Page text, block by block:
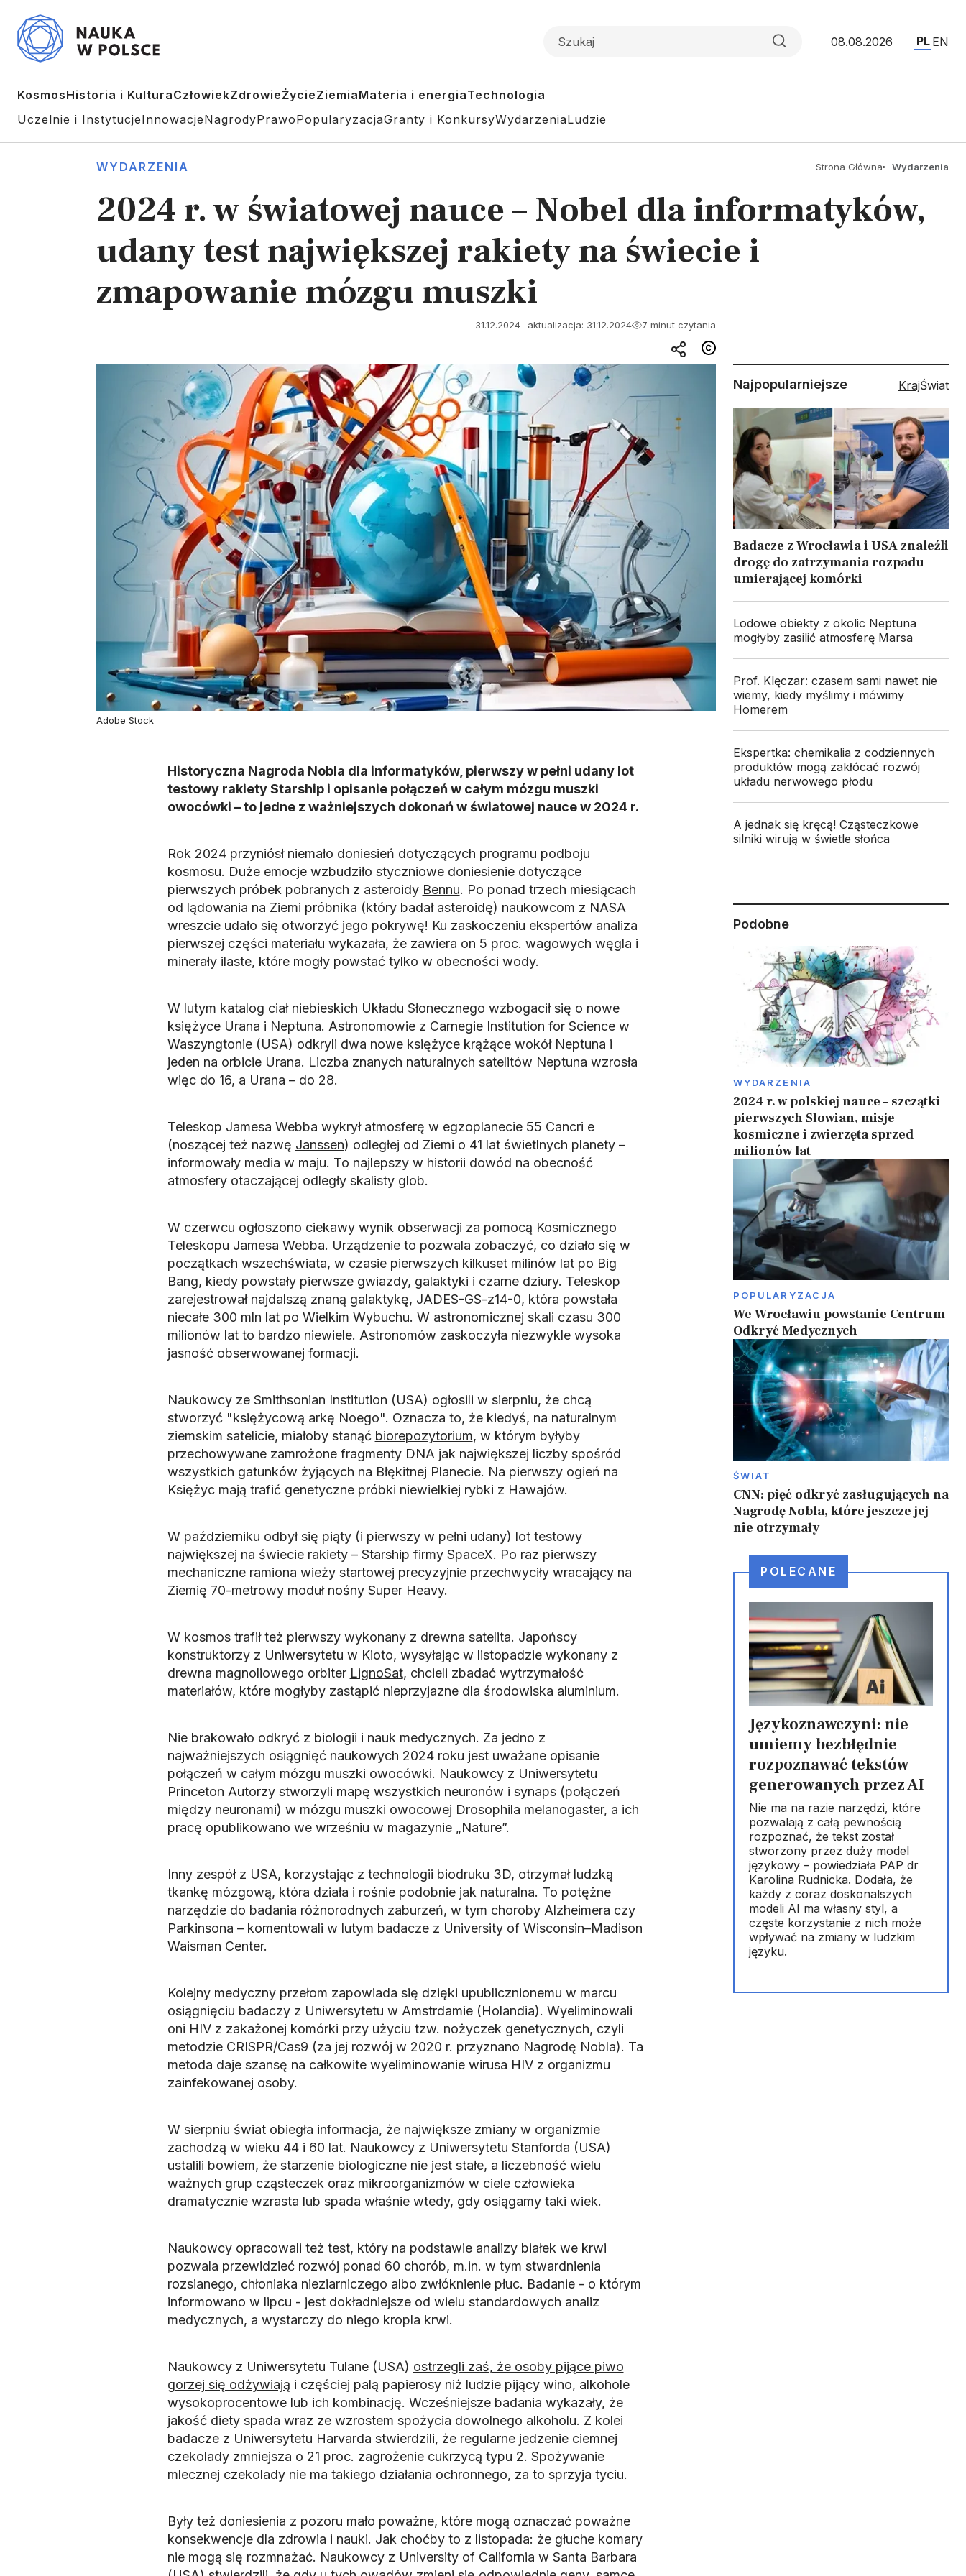
08.08.2026 PL EN
KosmosHistoria i KulturaCzłowiekZdrowieŻycieZiemiaMateria i energiaTechnologia
Uczelnie i InstytucjeInnowacjeNagrodyPrawoPopularyzacjaGranty i KonkursyWydarzeniaLudzie
WYDARZENIA Strona Główna Wydarzenia
2024 r. w światowej nauce – Nobel dla informatyków,
udany test największej rakiety na świecie i
zmapowanie mózgu muszki
31.12.2024 aktualizacja: 31.12.2024 7 minut czytania
Adobe Stock
Historyczna Nagroda Nobla dla informatyków, pierwszy w pełni udany lot
testowy rakiety Starship i opisanie połączeń w całym mózgu muszki
owocówki – to jedne z ważniejszych dokonań w światowej nauce w 2024 r.
Rok 2024 przyniósł niemało doniesień dotyczących programu podboju
kosmosu. Duże emocje wzbudziło styczniowe doniesienie dotyczące
pierwszych próbek pobranych z asteroidy Bennu. Po ponad trzech miesiącach
od lądowania na Ziemi próbnika (który badał asteroidę) naukowcom z NASA
wreszcie udało się otworzyć jego pokrywę! Ku zaskoczeniu ekspertów analiza
pierwszej części materiału wykazała, że zawiera on 5 proc. wagowych węgla i
minerały ilaste, które mogły powstać tylko w obecności wody.
W lutym katalog ciał niebieskich Układu Słonecznego wzbogacił się o nowe
księżyce Urana i Neptuna. Astronomowie z Carnegie Institution for Science w
Waszyngtonie (USA) odkryli dwa nowe księżyce krążące wokół Neptuna i
jeden na orbicie Urana. Liczba znanych naturalnych satelitów Neptuna wzrosła
więc do 16, a Urana – do 28.
Teleskop Jamesa Webba wykrył atmosferę w egzoplanecie 55 Cancri e
(noszącej też nazwę Janssen) odległej od Ziemi o 41 lat świetlnych planety –
informowały media w maju. To najlepszy w historii dowód na obecność
atmosfery otaczającej odległy skalisty glob.
W czerwcu ogłoszono ciekawy wynik obserwacji za pomocą Kosmicznego
Teleskopu Jamesa Webba. Urządzenie to pozwala zobaczyć, co działo się w
początkach wszechświata, w czasie pierwszych kilkuset milinów lat po Big
Bang, kiedy powstały pierwsze gwiazdy, galaktyki i czarne dziury. Teleskop
zarejestrował najdalszą znaną galaktykę, JADES-GS-z14-0, która powstała
niecałe 300 mln lat po Wielkim Wybuchu. W astronomicznej skali czasu 300
milionów lat to bardzo niewiele. Astronomów zaskoczyła niezwykle wysoka
jasność obserwowanej formacji.
Naukowcy ze Smithsonian Institution (USA) ogłosili w sierpniu, że chcą
stworzyć "księżycową arkę Noego". Oznacza to, że kiedyś, na naturalnym
ziemskim satelicie, miałoby stanąć biorepozytorium, w którym byłyby
przechowywane zamrożone fragmenty DNA jak największej liczby spośród
wszystkich gatunków żyjących na Błękitnej Planecie. Na pierwszy ogień na
Księżyc mają trafić genetyczne próbki niewielkiej rybki z Hawajów.
W październiku odbył się piąty (i pierwszy w pełni udany) lot testowy
największej na świecie rakiety – Starship firmy SpaceX. Po raz pierwszy
mechaniczne ramiona wieży startowej precyzyjnie przechwyciły wracający na
Ziemię 70-metrowy moduł nośny Super Heavy.
W kosmos trafił też pierwszy wykonany z drewna satelita. Japońscy
konstruktorzy z Uniwersytetu w Kioto, wysyłając w listopadzie wykonany z
drewna magnoliowego orbiter LignoSat, chcieli zbadać wytrzymałość
materiałów, które mogłyby zastąpić nieprzyjazne dla środowiska aluminium.
Nie brakowało odkryć z biologii i nauk medycznych. Za jedno z
najważniejszych osiągnięć naukowych 2024 roku jest uważane opisanie
połączeń w całym mózgu muszki owocówki. Naukowcy z Uniwersytetu
Princeton Autorzy stworzyli mapę wszystkich neuronów i synaps (połączeń
między neuronami) w mózgu muszki owocowej Drosophila melanogaster, a ich
pracę opublikowano we wrześniu w magazynie „Nature”.
Inny zespół z USA, korzystając z technologii biodruku 3D, otrzymał ludzką
tkankę mózgową, która działa i rośnie podobnie jak naturalna. To potężne
narzędzie do badania różnorodnych zaburzeń, w tym choroby Alzheimera czy
Parkinsona – komentowali w lutym badacze z University of Wisconsin–Madison
Waisman Center.
Kolejny medyczny przełom zapowiada się dzięki upublicznionemu w marcu
osiągnięciu badaczy z Uniwersytetu w Amstrdamie (Holandia). Wyeliminowali
oni HIV z zakażonej komórki przy użyciu tzw. nożyczek genetycznych, czyli
metodzie CRISPR/Cas9 (za jej rozwój w 2020 r. przyznano Nagrodę Nobla). Ta
metoda daje szansę na całkowite wyeliminowanie wirusa HIV z organizmu
zainfekowanej osoby.
W sierpniu świat obiegła informacja, że największe zmiany w organizmie
zachodzą w wieku 44 i 60 lat. Naukowcy z Uniwersytetu Stanforda (USA)
ustalili bowiem, że starzenie biologiczne nie jest stałe, a liczebność wielu
ważnych grup cząsteczek oraz mikroorganizmów w ciele człowieka
dramatycznie wzrasta lub spada właśnie wtedy, gdy osiągamy taki wiek.
Naukowcy opracowali też test, który na podstawie analizy białek we krwi
pozwala przewidzieć rozwój ponad 60 chorób, m.in. w tym stwardnienia
rozsianego, chłoniaka nieziarniczego albo zwłóknienie płuc. Badanie - o którym
informowano w lipcu - jest dokładniejsze od wielu standardowych analiz
medycznych, a wystarczy do niego kropla krwi.
Naukowcy z Uniwersytetu Tulane (USA) ostrzegli zaś, że osoby pijące piwo
gorzej się odżywiają i częściej palą papierosy niż ludzie pijący wino, alkohole
wysokoprocentowe lub ich kombinację. Wcześniejsze badania wykazały, że
jakość diety spada wraz ze wzrostem spożycia dowolnego alkoholu. Z kolei
badacze z Uniwersytetu Harvarda stwierdzili, że regularne jedzenie ciemnej
czekolady zmniejsza o 21 proc. zagrożenie cukrzycą typu 2. Spożywanie
mlecznej czekolady nie ma takiego działania ochronnego, za to sprzyja tyciu.
Były też doniesienia z pozoru mało poważne, które mogą oznaczać poważne
konsekwencje dla zdrowia i nauki. Jak choćby to z listopada: że głuche komary
nie mogą się rozmnażać. Naukowcy z University of California w Santa Barbara
Najpopularniejsze KrajŚwiat
Badacze z Wrocławia i USA znaleźli
drogę do zatrzymania rozpadu
umierającej komórki
Lodowe obiekty z okolic Neptuna
mogłyby zasilić atmosferę Marsa
Prof. Klęczar: czasem sami nawet nie
wiemy, kiedy myślimy i mówimy
Homerem
Ekspertka: chemikalia z codziennych
produktów mogą zakłócać rozwój
układu nerwowego płodu
A jednak się kręcą! Cząsteczkowe
silniki wirują w świetle słońca
Podobne
WYDARZENIA
2024 r. w polskiej nauce – szczątki
pierwszych Słowian, misje
kosmiczne i zwierzęta sprzed
milionów lat
POPULARYZACJA
We Wrocławiu powstanie Centrum
Odkryć Medycznych
ŚWIAT
CNN: pięć odkryć zasługujących na
Nagrodę Nobla, które jeszcze jej
nie otrzymały
POLECANE
Językoznawczyni: nie
umiemy bezbłędnie
rozpoznawać tekstów
generowanych przez AI
Nie ma na razie narzędzi, które
pozwalają z całą pewnością
rozpoznać, że tekst został
stworzony przez duży model
językowy – powiedziała PAP dr
Karolina Rudnicka. Dodała, że
każdy z coraz doskonalszych
modeli AI ma własny styl, a
częste korzystanie z nich może
wpływać na zmiany w ludzkim
języku.